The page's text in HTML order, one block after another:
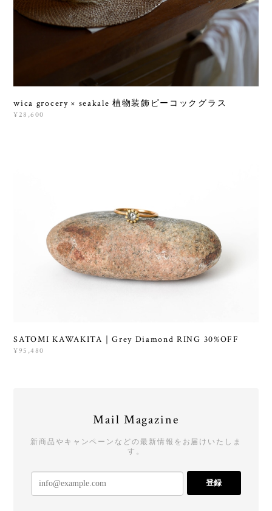
wica grocery × seakale 植物装飾ピーコックグラス
¥28,600
SATOMI KAWAKITA｜Grey Diamond RING 30%OFF
¥95,480
Mail Magazine
新商品やキャンペーンなどの最新情報をお届けいたしま
す。
登録